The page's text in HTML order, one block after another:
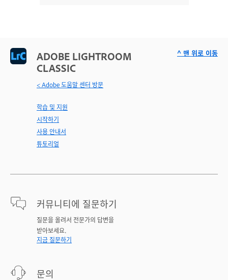
ADOBE LIGHTROOM
CLASSIC
< Adobe 도움말 센터 방문
학습 및 지원
시작하기
사용 안내서
튜토리얼
커뮤니티에 질문하기
질문을 올려서 전문가의 답변을
받아보세요.
지금 질문하기
문의
^ 맨 위로 이동